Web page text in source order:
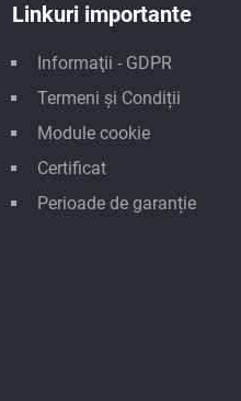
Linkuri importante
Informaţii - GDPR
Termeni și Condiții
Module cookie
Certificat
Perioade de garanție